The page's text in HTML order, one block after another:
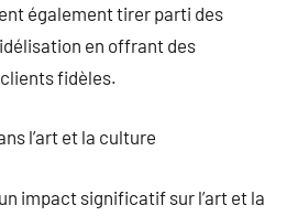
également tirer parti des
en offrant des
fidèles.
l’art et la culture
impact significatif sur l’art et la